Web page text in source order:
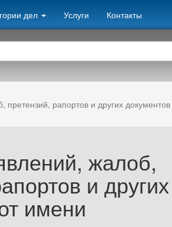
дел Услуги Контакты
рапортов и других документов
жалоб,
и других
имени